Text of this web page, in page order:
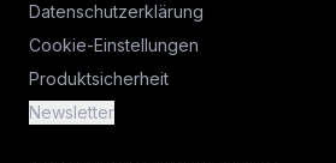
Datenschutzerklärung
Cookie-Einstellungen
Produktsicherheit
Newsletter